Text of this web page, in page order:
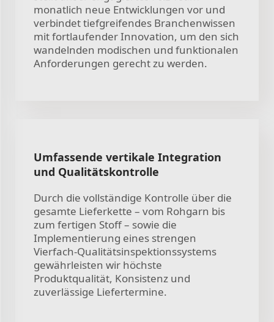
monatlich neue Entwicklungen vor und
verbindet tiefgreifendes Branchenwissen
mit fortlaufender Innovation, um den sich
wandelnden modischen und funktionalen
Anforderungen gerecht zu werden.
Umfassende vertikale Integration
und Qualitätskontrolle
Durch die vollständige Kontrolle über die
gesamte Lieferkette – vom Rohgarn bis
zum fertigen Stoff – sowie die
Implementierung eines strengen
Vierfach-Qualitätsinspektionssystems
gewährleisten wir höchste
Produktqualität, Konsistenz und
zuverlässige Liefertermine.